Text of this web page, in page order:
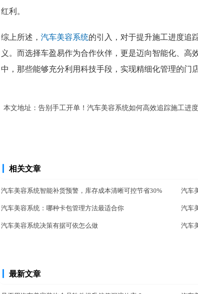
红利。
综上所述， 汽车美容系统的引入，对于提升施工进度追
义。而选择车盈易作为合作伙伴，更是迈向智能化、
中，那些能够充分利用科技手段，实现精细化管理的门
本文地址： 告别手工开单！汽车美容系统如何高效追踪施工进
相关文章
汽车美容系统智能补货预警，库存成本清晰可控节省30% 汽车
汽车美容系统：哪种卡包管理方法最适合你 汽车
汽车美容系统决策有据可依怎么做 汽车
最新文章